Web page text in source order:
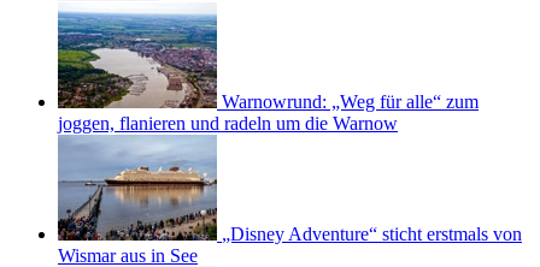
Warnowrund: „Weg für alle“ zum
joggen, flanieren und radeln um die Warnow
„Disney Adventure“ sticht erstmals von
Wismar aus in See